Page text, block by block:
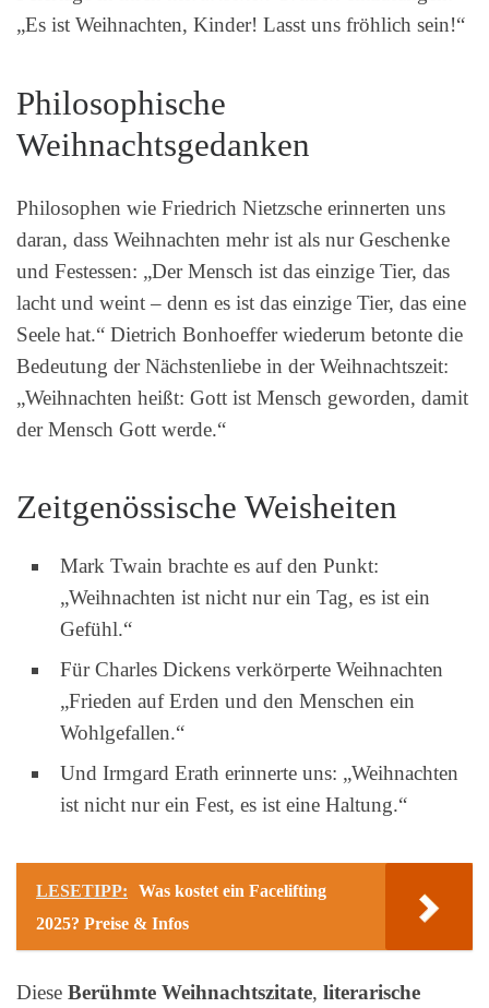
„Es ist Weihnachten, Kinder! Lasst uns fröhlich sein!“
Philosophische
Weihnachtsgedanken
Philosophen wie Friedrich Nietzsche erinnerten uns
daran, dass Weihnachten mehr ist als nur Geschenke
und Festessen: „Der Mensch ist das einzige Tier, das
lacht und weint – denn es ist das einzige Tier, das eine
Seele hat.“ Dietrich Bonhoeffer wiederum betonte die
Bedeutung der Nächstenliebe in der Weihnachtszeit:
„Weihnachten heißt: Gott ist Mensch geworden, damit
der Mensch Gott werde.“
Zeitgenössische Weisheiten
Mark Twain brachte es auf den Punkt:
„Weihnachten ist nicht nur ein Tag, es ist ein
Gefühl.“
Für Charles Dickens verkörperte Weihnachten
„Frieden auf Erden und den Menschen ein
Wohlgefallen.“
Und Irmgard Erath erinnerte uns: „Weihnachten
ist nicht nur ein Fest, es ist eine Haltung.“
LESETIPP:
Was kostet ein Facelifting
2025? Preise & Infos
Diese Berühmte Weihnachtszitate, literarische